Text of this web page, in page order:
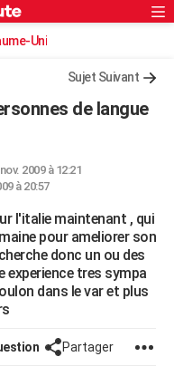
Uni
Sujet Suivant
de langue
2009 à 12:21
à 20:57
l'italie maintenant , qui
pour ameliorer son
donc un ou des
experience tres sympa
dans le var et plus
Partager